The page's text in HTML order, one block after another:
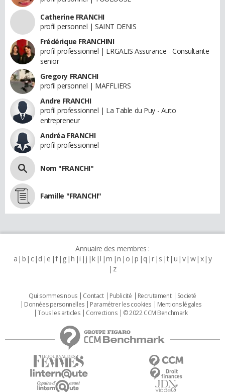
Catherine FRANCHI
profil personnel | SAINT DENIS
Frédérique FRANCHINI
profil professionnel | ERGALIS Assurance - Consultante
senior
Gregory FRANCHI
profil personnel | MAFFLIERS
Andre FRANCHI
profil professionnel | La Table du Puy - Auto
entrepreneur
Andréa FRANCHI
profil professionnel
Nom "FRANCHI"
Famille "FRANCHI"
Annuaire des membres :
a b c d e f g h i j k l m n o p q r s t u v w x y
z
Qui sommes nous Contact Publicité Recrutement
Societé
Données personnelles
Paramétrer les cookies
Mentions légales
Tous les articles
Corrections © 2022 CCM Benchmark